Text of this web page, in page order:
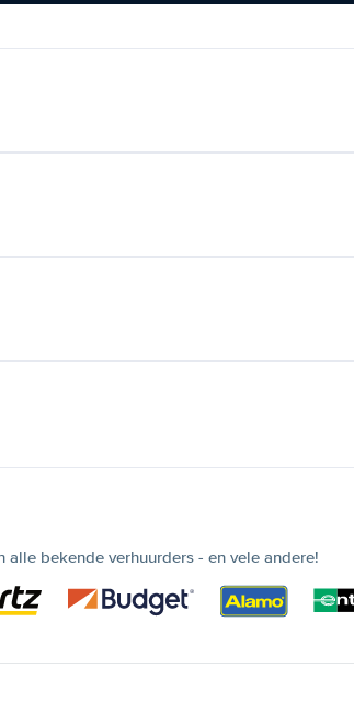
alle bekende verhuurders - en vele andere!